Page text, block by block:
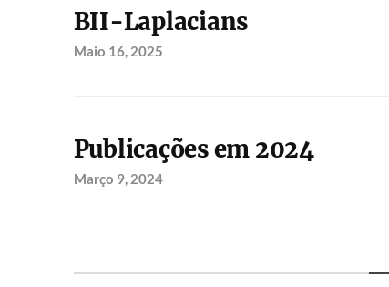
BII-Laplacians
Maio 16, 2025
Publicações em 2024
Março 9, 2024